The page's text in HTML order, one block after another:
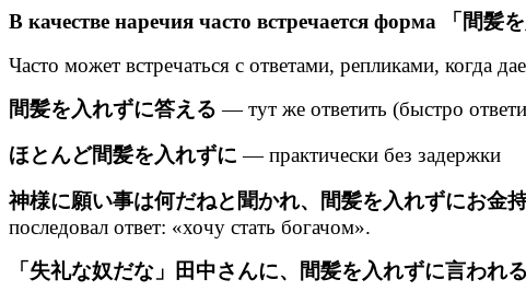
В качестве наречия часто встречается форма 「間髪
Часто может встречаться с ответами, репликами, когда
間髪を入れずに答える — тут же ответить (быстро
ほとんど間髪を入れずに — практически без задержки
神様に願い事は何だねと聞かれ、間髪を入れずにお金
последовал ответ: «хочу стать богачом».
「失礼な奴だな」田中さんに、間髪を入れずに言われ